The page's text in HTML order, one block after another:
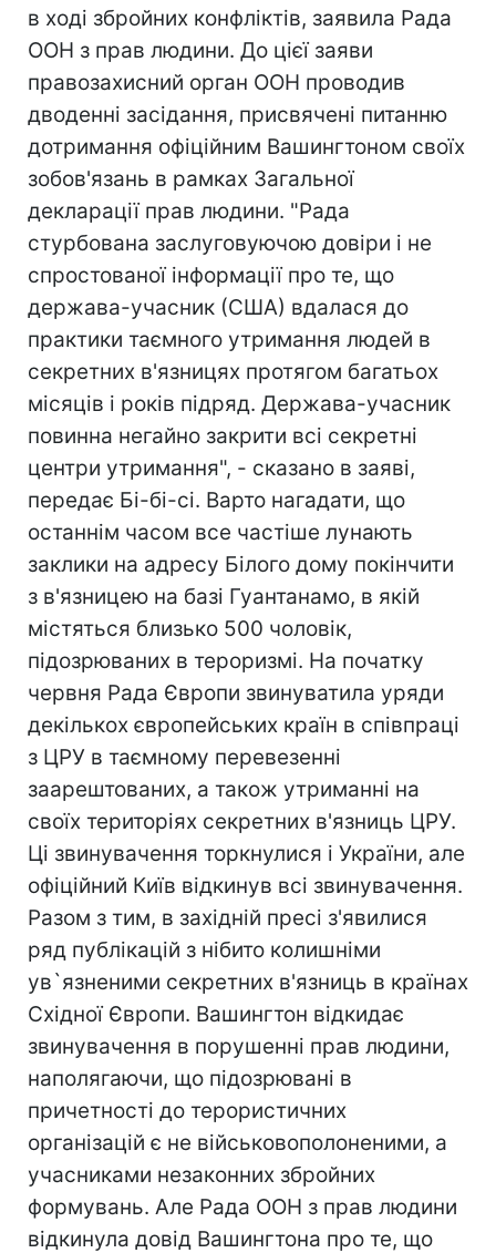
в ході збройних конфліктів, заявила Рада
ООН з прав людини. До цієї заяви
правозахисний орган ООН проводив
дводенні засідання, присвячені питанню
дотримання офіційним Вашингтоном своїх
зобов'язань в рамках Загальної
декларації прав людини. "Рада
стурбована заслуговуючою довіри і не
спростованої інформації про те, що
держава-учасник (США) вдалася до
практики таємного утримання людей в
секретних в'язницях протягом багатьох
місяців і років підряд. Держава-учасник
повинна негайно закрити всі секретні
центри утримання", - сказано в заяві,
передає Бі-бі-сі. Варто нагадати, що
останнім часом все частіше лунають
заклики на адресу Білого дому покінчити
з в'язницею на базі Гуантанамо, в якій
містяться близько 500 чоловік,
підозрюваних в тероризмі. На початку
червня Рада Європи звинуватила уряди
декількох європейських країн в співпраці
з ЦРУ в таємному перевезенні
заарештованих, а також утриманні на
своїх територіях секретних в'язниць ЦРУ.
Ці звинувачення торкнулися і України, але
офіційний Київ відкинув всі звинувачення.
Разом з тим, в західній пресі з'явилися
ряд публікацій з нібито колишніми
ув`язненими секретних в'язниць в країнах
Східної Європи. Вашингтон відкидає
звинувачення в порушенні прав людини,
наполягаючи, що підозрювані в
причетності до терористичних
організацій є не військовополоненими, а
учасниками незаконних збройних
формувань. Але Рада ООН з прав людини
відкинула довід Вашингтона про те, що